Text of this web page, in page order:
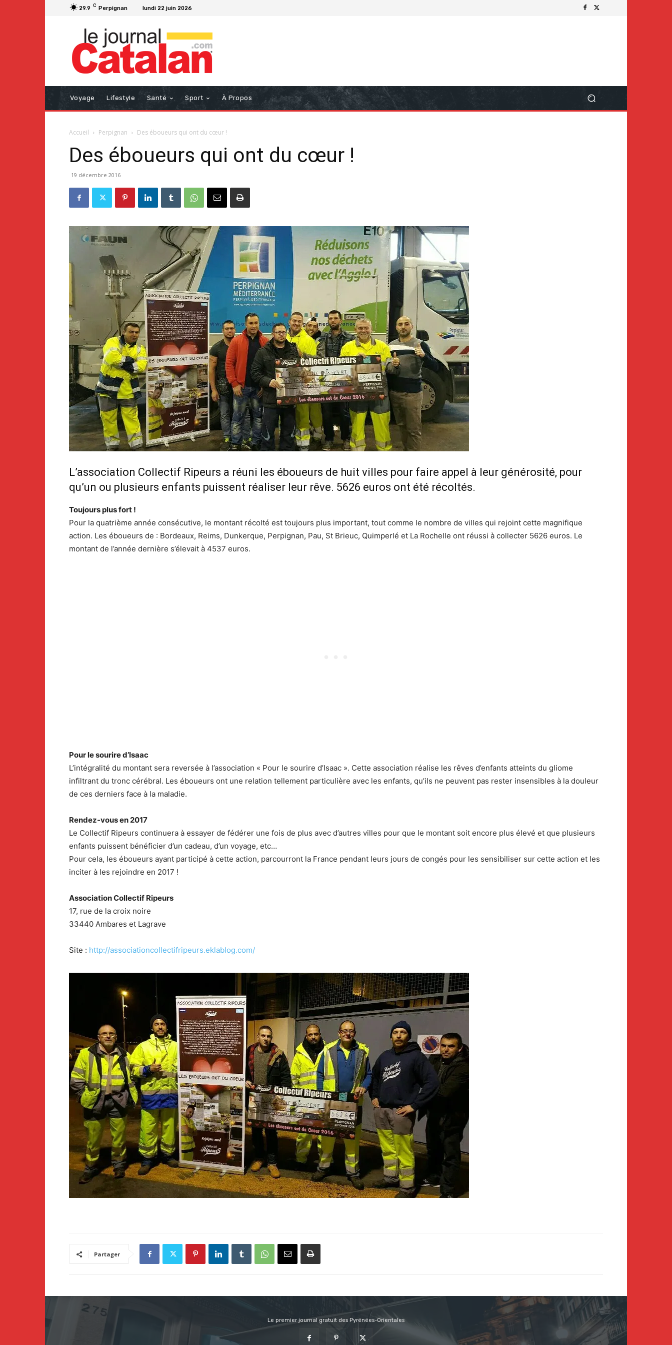
29.9 C Perpignan lundi 22 juin 2026
Voyage Lifestyle Santé Sport À Propos
Accueil Perpignan Des éboueurs qui ont du cœur !
Des éboueurs qui ont du cœur !
19 décembre 2016
L’association Collectif Ripeurs a réuni les éboueurs de huit villes pour faire appel à leur générosité, pour
qu’un ou plusieurs enfants puissent réaliser leur rêve. 5626 euros ont été récoltés.
Toujours plus fort !
Pour la quatrième année consécutive, le montant récolté est toujours plus important, tout comme le nombre de villes qui rejoint cette magnifique
action. Les éboueurs de : Bordeaux, Reims, Dunkerque, Perpignan, Pau, St Brieuc, Quimperlé et La Rochelle ont réussi à collecter 5626 euros. Le
montant de l’année dernière s’élevait à 4537 euros.
Pour le sourire d’Isaac
L’intégralité du montant sera reversée à l’association « Pour le sourire d’Isaac ». Cette association réalise les rêves d’enfants atteints du gliome
infiltrant du tronc cérébral. Les éboueurs ont une relation tellement particulière avec les enfants, qu’ils ne peuvent pas rester insensibles à la douleur
de ces derniers face à la maladie.
Rendez-vous en 2017
Le Collectif Ripeurs continuera à essayer de fédérer une fois de plus avec d’autres villes pour que le montant soit encore plus élevé et que plusieurs
enfants puissent bénéficier d’un cadeau, d’un voyage, etc…
Pour cela, les éboueurs ayant participé à cette action, parcourront la France pendant leurs jours de congés pour les sensibiliser sur cette action et les
inciter à les rejoindre en 2017 !
Association Collectif Ripeurs
17, rue de la croix noire
33440 Ambares et Lagrave
Site : http://associationcollectifripeurs.eklablog.com/
Partager
Le premier journal gratuit des Pyrénées-Orientales